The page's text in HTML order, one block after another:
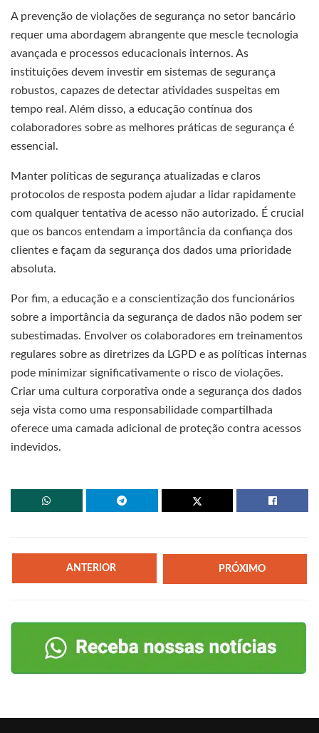
A prevenção de violações de segurança no setor bancário
requer uma abordagem abrangente que mescle tecnologia
avançada e processos educacionais internos. As
instituições devem investir em sistemas de segurança
robustos, capazes de detectar atividades suspeitas em
tempo real. Além disso, a educação contínua dos
colaboradores sobre as melhores práticas de segurança é
essencial.
Manter políticas de segurança atualizadas e claros
protocolos de resposta podem ajudar a lidar rapidamente
com qualquer tentativa de acesso não autorizado. É crucial
que os bancos entendam a importância da confiança dos
clientes e façam da segurança dos dados uma prioridade
absoluta.
Por fim, a educação e a conscientização dos funcionários
sobre a importância da segurança de dados não podem ser
subestimadas. Envolver os colaboradores em treinamentos
regulares sobre as diretrizes da LGPD e as políticas internas
pode minimizar significativamente o risco de violações.
Criar uma cultura corporativa onde a segurança dos dados
seja vista como uma responsabilidade compartilhada
oferece uma camada adicional de proteção contra acessos
indevidos.
ANTERIOR PRÓXIMO